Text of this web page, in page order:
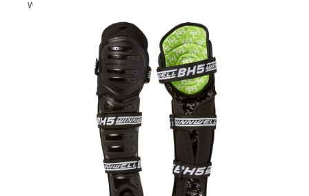
Winnwell BH5 SR, Senior, 15"